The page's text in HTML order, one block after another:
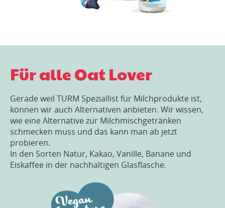
Für alle Oat Lover
Gerade weil TURM Speziallist für Milchprodukte ist,
können wir auch Alternativen anbieten. Wir wissen,
wie eine Alternative zur Milchmischgetränken
schmecken muss und das kann man ab jetzt
probieren.
In den Sorten Natur, Kakao, Vanille, Banane und
Eiskaffee in der nachhaltigen Glasflasche.